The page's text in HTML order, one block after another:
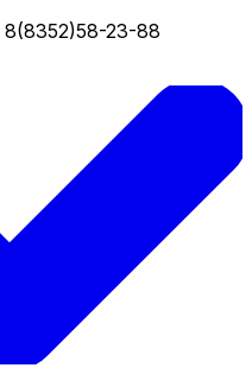
8(8352)58-23-88